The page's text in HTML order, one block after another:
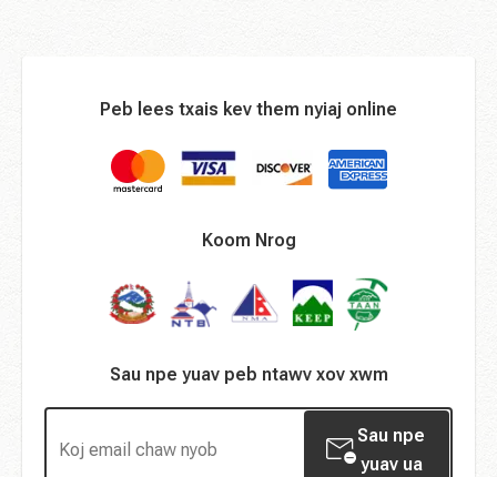
Peb lees txais kev them nyiaj online
Koom Nrog
Sau npe yuav peb ntawv xov xwm
Sau npe
yuav ua